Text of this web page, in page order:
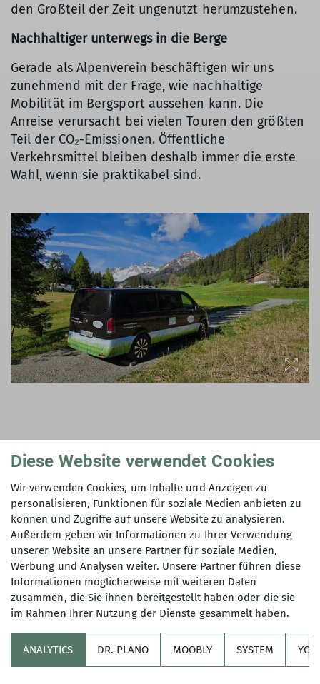
den Großteil der Zeit ungenutzt herumzustehen.
Nachhaltiger unterwegs in die Berge
Gerade als Alpenverein beschäftigen wir uns
zunehmend mit der Frage, wie nachhaltige
Mobilität im Bergsport aussehen kann. Die
Anreise verursacht bei vielen Touren den größten
Teil der CO₂-Emissionen. Öffentliche
Verkehrsmittel bleiben deshalb immer die erste
Wahl, wenn sie praktikabel sind.
lässt sich sinnvoll mit Bus und Bahn organisieren.
Frühe Startzeiten, abgelegene Ausgangspunkte,
Materialtransporte oder Gruppenfahrten machen
ein Auto manchmal notwendig. Genau hier kann
Carsharing eine gute Lösung sein.
Denn gemeinsam genutzte Fahrzeuge reduzieren
den Bedarf an privaten Autos, sparen Ressourcen
und fördern bewusstere Mobilität. Statt für jeden
Zweck ein eigenes Fahrzeug vorzuhalten, werden
Mit EVO 1 gehen wir außerdem einen weiteren
Diese Website verwendet Cookies
Wir verwenden Cookies, um Inhalte und Anzeigen zu
personalisieren, Funktionen für soziale Medien anbieten zu
können und Zugriffe auf unsere Website zu analysieren.
Außerdem geben wir Informationen zu Ihrer Verwendung
unserer Website an unsere Partner für soziale Medien,
Werbung und Analysen weiter. Unsere Partner führen diese
Informationen möglicherweise mit weiteren Daten
zusammen, die Sie ihnen bereitgestellt haben oder die sie
im Rahmen Ihrer Nutzung der Dienste gesammelt haben.
ANALYTICS DR. PLANO MOOBLY SYSTEM